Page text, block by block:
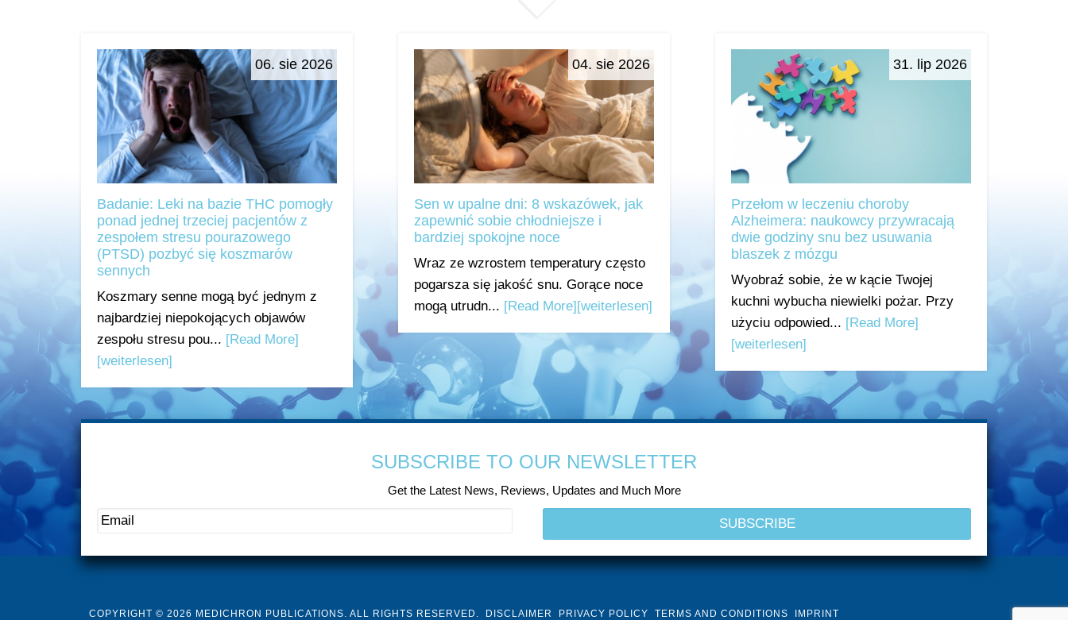
06. sie 2026
Badanie: Leki na bazie THC pomogły
ponad jednej trzeciej pacjentów z
zespołem stresu pourazowego
(PTSD) pozbyć się koszmarów
sennych
Koszmary senne mogą być jednym z
najbardziej niepokojących objawów
zespołu stresu pou... [Read More]
[weiterlesen]
04. sie 2026
Sen w upalne dni: 8 wskazówek, jak
zapewnić sobie chłodniejsze i
bardziej spokojne noce
Wraz ze wzrostem temperatury często
pogarsza się jakość snu. Gorące noce
mogą utrudn... [Read More][weiterlesen]
31. lip 2026
Przełom w leczeniu choroby
Alzheimera: naukowcy przywracają
dwie godziny snu bez usuwania
blaszek z mózgu
Wyobraź sobie, że w kącie Twojej
kuchni wybucha niewielki pożar. Przy
użyciu odpowied... [Read More]
[weiterlesen]
SUBSCRIBE TO OUR NEWSLETTER
Get the Latest News, Reviews, Updates and Much More
COPYRIGHT © 2026 MEDICHRON PUBLICATIONS. ALL RIGHTS RESERVED. DISCLAIMER PRIVACY POLICY TERMS AND CONDITIONS IMPRINT